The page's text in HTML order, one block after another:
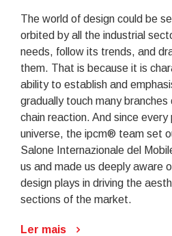
The world of design could be
orbited by all the industrial
needs, follow its trends, and
them. That is because it is
ability to establish and
gradually touch many
chain reaction. And since
universe, the ipcm® team set
Salone Internazionale del
us and made us deeply aware
design plays in driving the
sections of the market.
Ler mais